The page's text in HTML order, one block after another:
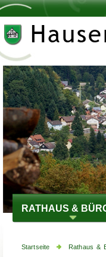
RATHAUS &
Startseite Rathaus &